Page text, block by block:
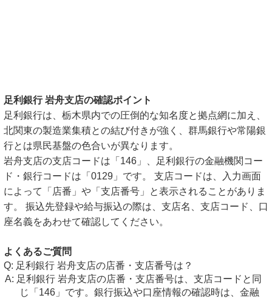
足利銀行 岩舟支店の確認ポイント
足利銀行は、栃木県内での圧倒的な知名度と拠点網に加え、
北関東の製造業集積との結び付きが強く、群馬銀行や常陽銀
行とは県民基盤の色合いが異なります。
岩舟支店の支店コードは「146」、足利銀行の金融機関コー
ド・銀行コードは「0129」です。 支店コードは、入力画面
によって「店番」や「支店番号」と表示されることがありま
す。 振込先登録や給与振込の際は、支店名、支店コード、口
座名義をあわせて確認してください。
よくあるご質問
足利銀行 岩舟支店の店番・支店番号は？
足利銀行 岩舟支店の店番・支店番号は、支店コードと同
じ「146」です。銀行振込や口座情報の確認時は、金融